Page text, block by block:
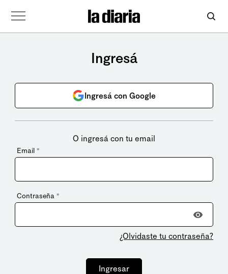
Ingresá
Ingresá con Google
O ingresá con tu email
Email *
Contraseña *
¿Olvidaste tu contraseña?
Ingresar